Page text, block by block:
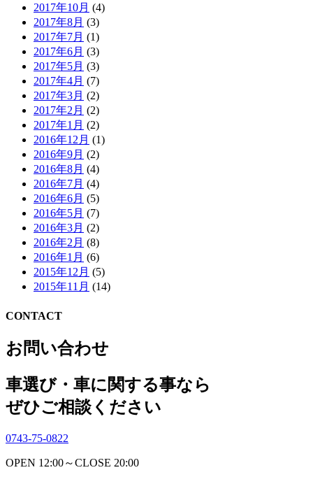
2017年10月 (4)
2017年8月 (3)
2017年7月 (1)
2017年6月 (3)
2017年5月 (3)
2017年4月 (7)
2017年3月 (2)
2017年2月 (2)
2017年1月 (2)
2016年12月 (1)
2016年9月 (2)
2016年8月 (4)
2016年7月 (4)
2016年6月 (5)
2016年5月 (7)
2016年3月 (2)
2016年2月 (8)
2016年1月 (6)
2015年12月 (5)
2015年11月 (14)
CONTACT
お問い合わせ
車選び・車に関する事なら
ぜひご相談ください
0743-75-0822
OPEN 12:00～CLOSE 20:00